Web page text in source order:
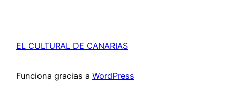
EL CULTURAL DE CANARIAS
Funciona gracias a WordPress